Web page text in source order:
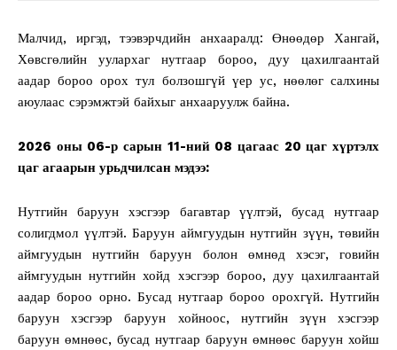
Малчид, иргэд, тээвэрчдийн анхааралд: Өнөөдөр Хангай,
Хөвсгөлийн уулархаг нутгаар бороо, дуу цахилгаантай
аадар бороо орох тул болзошгүй үер ус, нөөлөг салхины
аюулаас сэрэмжтэй байхыг анхааруулж байна.
2026 оны 06-р сарын 11-ний 08 цагаас 20 цаг хүртэлх
цаг агаарын урьдчилсан мэдээ:
Нутгийн баруун хэсгээр багавтар үүлтэй, бусад нутгаар
солигдмол үүлтэй. Баруун аймгуудын нутгийн зүүн, төвийн
аймгуудын нутгийн баруун болон өмнөд хэсэг, говийн
аймгуудын нутгийн хойд хэсгээр бороо, дуу цахилгаантай
аадар бороо орно. Бусад нутгаар бороо орохгүй. Нутгийн
баруун хэсгээр баруун хойноос, нутгийн зүүн хэсгээр
баруун өмнөөс, бусад нутгаар баруун өмнөөс баруун хойш